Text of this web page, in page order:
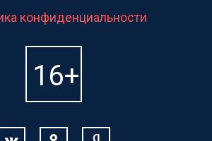
конфиденциальности